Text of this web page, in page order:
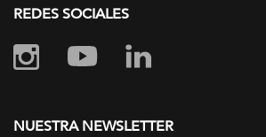
REDES SOCIALES
NUESTRA NEWSLETTER